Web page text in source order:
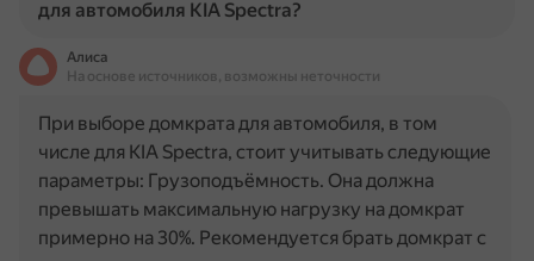
для автомобиля KIA Spectra?
Алиса
На основе источников, возможны неточности
При выборе домкрата для автомобиля, в том
числе для KIA Spectra, стоит учитывать следующие
параметры: Грузоподъёмность. Она должна
превышать максимальную нагрузку на домкрат
примерно на 30%. Рекомендуется брать домкрат с